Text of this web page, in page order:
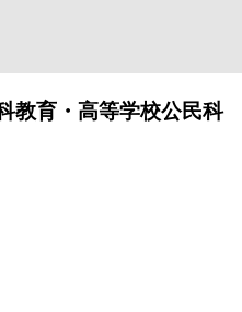
教育・高等学校公民科